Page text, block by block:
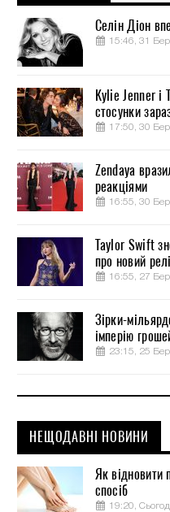
Селін Діон
15:46, 31
Kylie Jenner
стосунки
17:50, 30
Zendaya
реакціями
16:55, 30
Taylor Swift
про новий
16:55, 27
Зірки-
імперію
23:15, 25
НЕЩОДАВНІ НОВИНИ
Як відновити
спосіб
19:20,